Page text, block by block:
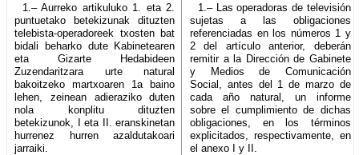
1.– Aurreko artikuluko 1. eta 2.
puntuetako betekizunak dituzten
telebista-operadoreek txosten bat
bidali beharko dute Kabinetearen
eta Gizarte Hedabideen
Zuzendaritzara urte natural
bakoitzeko martxoaren 1a baino
lehen, zeinean adieraziko duten
nola konplitu dituzten
betekizunok, I eta II. eranskinetan
hurrenez hurren azaldutakoari
jarraiki.
1.– Las operadoras de televisión
sujetas a las obligaciones
referenciadas en los números 1 y
2 del artículo anterior, deberán
remitir a la Dirección de Gabinete
y Medios de Comunicación
Social, antes del 1 de marzo de
cada año natural, un informe
sobre el cumplimiento de dichas
obligaciones, en los términos
explicitados, respectivamente, en
el anexo I y II.